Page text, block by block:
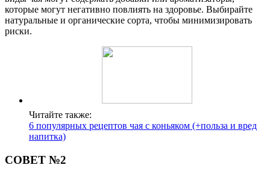
которые могут негативно повлиять на здоровье. Выбирайте
натуральные и органические сорта, чтобы минимизировать
риски.
Читайте также:
6 популярных рецептов чая с коньяком (+польза и вред
напитка)
СОВЕТ №2